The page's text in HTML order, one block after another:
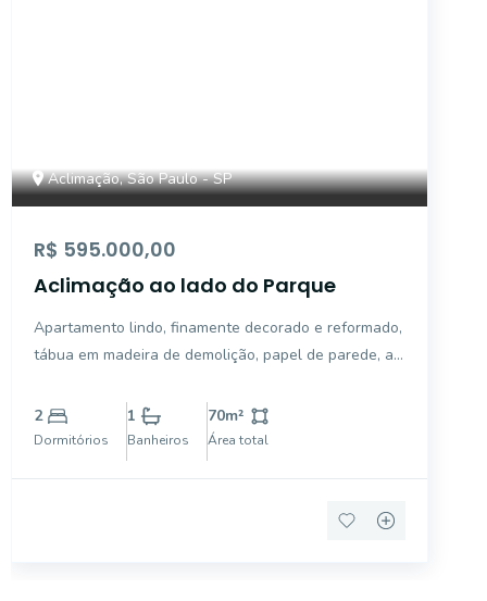
Aclimação, São Paulo - SP
R$ 595.000,00
Aclimação ao lado do Parque
Apartamento lindo, finamente decorado e reformado,
tábua em madeira de demolição, papel de parede, ar
2
Dormitórios
1
Banheiros
70m²
Área total